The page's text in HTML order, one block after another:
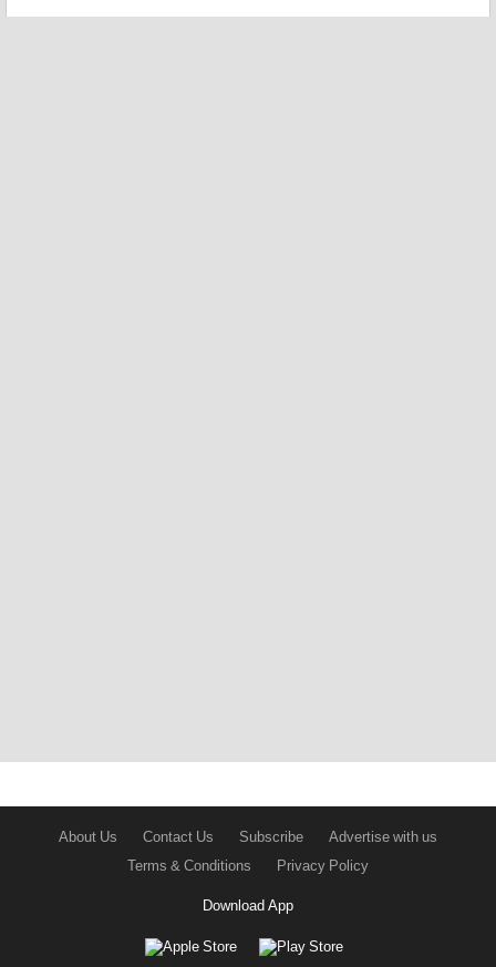
About Us Contact Us Subscribe
Advertise with us
Terms & Conditions
Privacy Policy
Download App